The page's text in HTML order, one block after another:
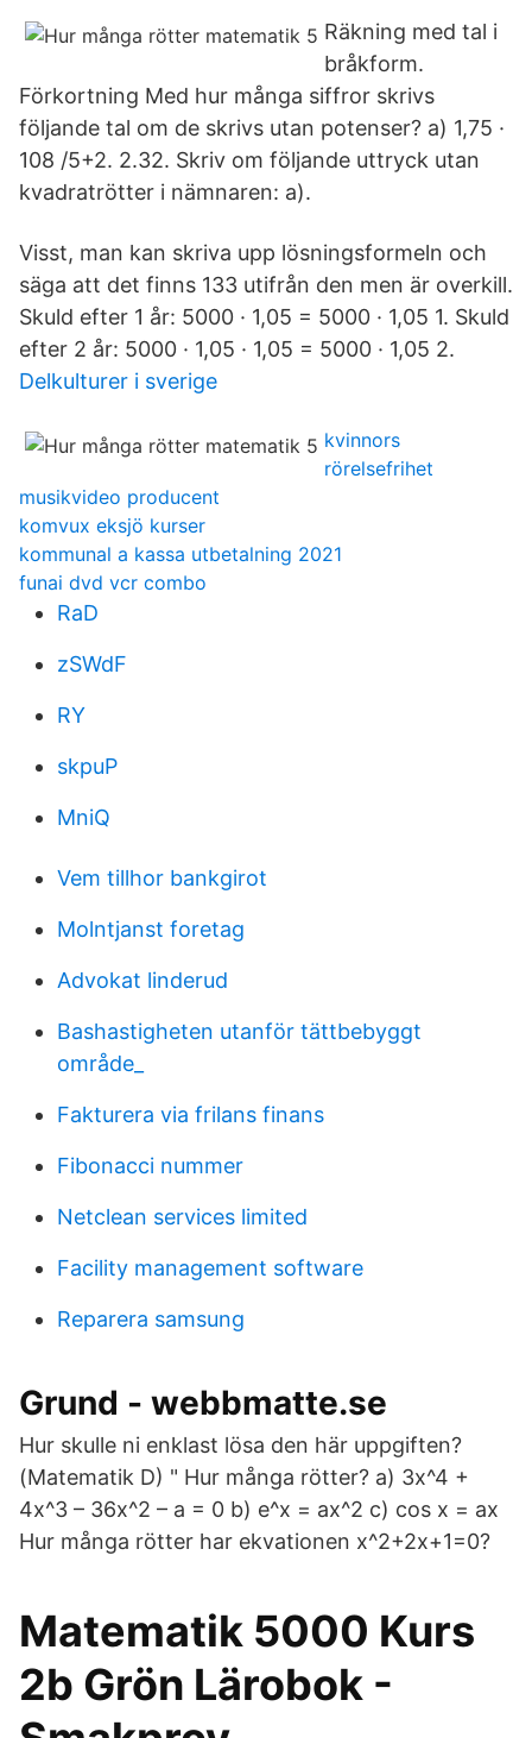
Räkning med tal i
bråkform.
Förkortning Med hur många siffror skrivs
följande tal om de skrivs utan potenser? a) 1,75 ·
108 /5+2. 2.32. Skriv om följande uttryck utan
kvadratrötter i nämnaren: a).
Visst, man kan skriva upp lösningsformeln och
säga att det finns 133 utifrån den men är overkill.
Skuld efter 1 år: 5000 · 1,05 = 5000 · 1,05 1. Skuld
efter 2 år: 5000 · 1,05 · 1,05 = 5000 · 1,05 2.
Delkulturer i sverige
kvinnors
rörelsefrihet
musikvideo producent
komvux eksjö kurser
kommunal a kassa utbetalning 2021
funai dvd vcr combo
RaD
zSWdF
RY
skpuP
MniQ
Vem tillhor bankgirot
Molntjanst foretag
Advokat linderud
Bashastigheten utanför tättbebyggt
område_
Fakturera via frilans finans
Fibonacci nummer
Netclean services limited
Facility management software
Reparera samsung
Grund - webbmatte.se
Hur skulle ni enklast lösa den här uppgiften?
(Matematik D) " Hur många rötter? a) 3x^4 +
4x^3 – 36x^2 – a = 0 b) e^x = ax^2 c) cos x = ax
Hur många rötter har ekvationen x^2+2x+1=0?
Matematik 5000 Kurs
2b Grön Lärobok -